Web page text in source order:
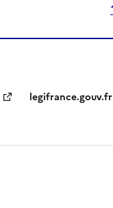
legifrance.gouv.fr